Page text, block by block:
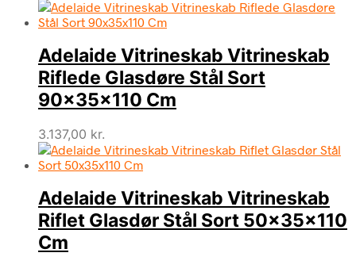
Adelaide Vitrineskab Vitrineskab
Riflede Glasdøre Stål Sort
90x35x110 Cm
3.137,00 kr.
Adelaide Vitrineskab Vitrineskab
Riflet Glasdør Stål Sort 50x35x110
Cm